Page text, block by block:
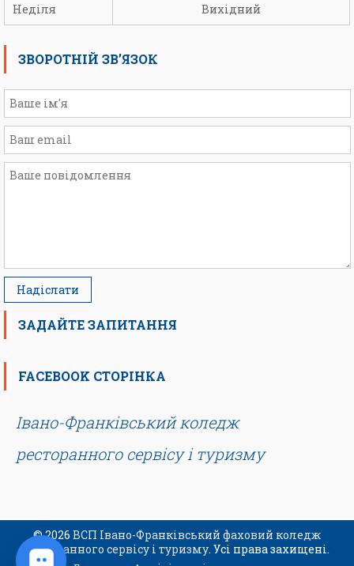
Неділя Вихідний
ЗВОРОТНІЙ ЗВ’ЯЗОК
ЗАДАЙТЕ ЗАПИТАННЯ
FACEBOOK СТОРІНКА
Івано-Франківський коледж
ресторанного сервісу і туризму
© 2026 ВСП Івано-Франківський фаховий коледж
ресторанного сервісу і туризму. Усі права захищені.